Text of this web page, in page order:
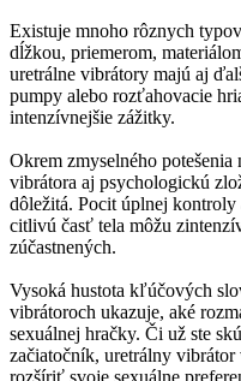
Existuje mnoho rôznych
dĺžkou, priemerom,
uretrálne vibrátory majú aj
pumpy alebo rozťahovacie
intenzívnejšie zážitky.
Okrem zmyselného
vibrátora aj psychologickú
dôležitá. Pocit úplnej
citlivú časť tela môžu
zúčastnených.
Vysoká hustota kľúčových
vibrátoroch ukazuje, aké
sexuálnej hračky. Či už ste
začiatočník, uretrálny